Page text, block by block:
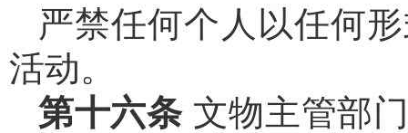
严禁任何个人以任何
活动。
第十六条 文物主管部